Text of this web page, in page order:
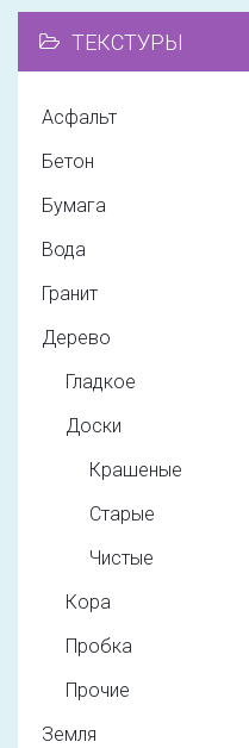
ТЕКСТУРЫ
Асфальт
Бетон
Бумага
Вода
Гранит
Дерево
Гладкое
Доски
Крашеные
Старые
Чистые
Кора
Пробка
Прочие
Земля